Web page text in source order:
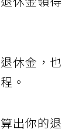
休金，也
。
出你的退